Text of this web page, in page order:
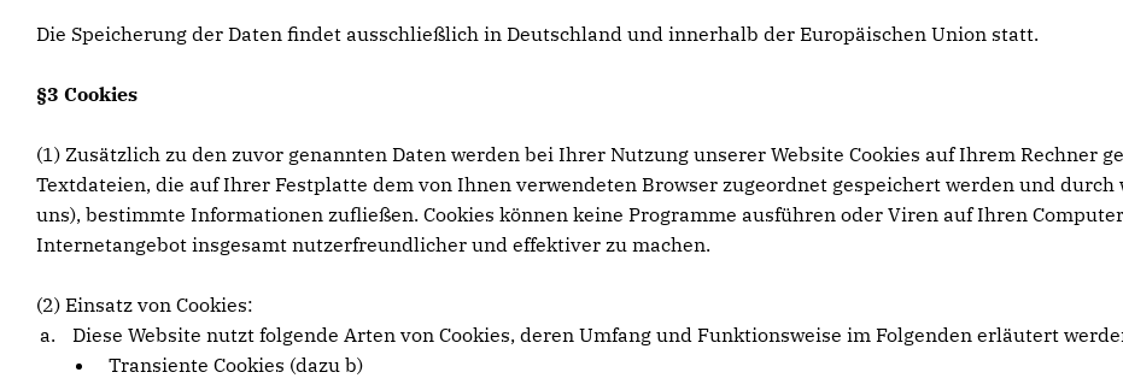
Die Speicherung der Daten findet ausschließlich in Deutschland und innerhalb der Europäischen Union statt.
§3 Cookies
(1) Zusätzlich zu den zuvor genannten Daten werden bei Ihrer Nutzung unserer Website Cookies auf Ihrem Rechner
Textdateien, die auf Ihrer Festplatte dem von Ihnen verwendeten Browser zugeordnet gespeichert werden und
uns), bestimmte Informationen zufließen. Cookies können keine Programme ausführen oder Viren auf Ihren
Internetangebot insgesamt nutzerfreundlicher und effektiver zu machen.
(2) Einsatz von Cookies:
Diese Website nutzt folgende Arten von Cookies, deren Umfang und Funktionsweise im Folgenden erläutert
Transiente Cookies (dazu b)